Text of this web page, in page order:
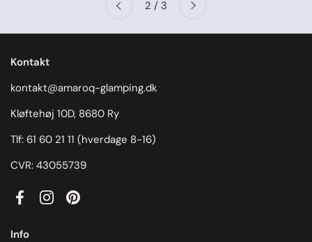
Forrige 2 / 3
Kontakt
kontakt@amaroq-glamping.dk
Kløftehøj 10D, 8680 Ry
Tlf: 61 60 21 11 (hverdage 8-16)
CVR: 43055739
FacebookInstagramPinterest
Info